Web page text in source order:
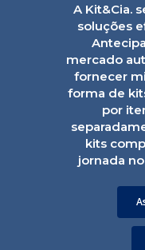
A Kit&Cia.
soluções
mercado
fornecer
forma de
por
kits
jornada